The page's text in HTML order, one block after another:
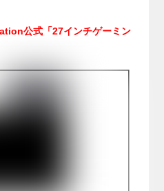
公式「27インチゲーミン